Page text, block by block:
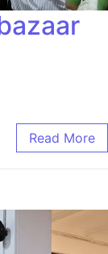
Read More